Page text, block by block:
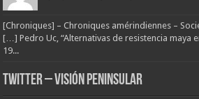
[Chroniques] – Chroniques amérindiennes –
[…] Pedro Uc, “Alternativas de resistencia maya
19...
Twitter – Visión Peninsular